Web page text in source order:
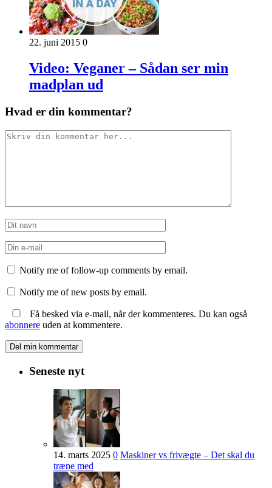
22. juni 2015 0
Video: Veganer – Sådan ser min
madplan ud
Hvad er din kommentar?
Notify me of follow-up comments by email.
Notify me of new posts by email.
Få besked via e-mail, når der kommenteres. Du kan også
abonnere uden at kommentere.
Seneste nyt
14. marts 2025 0 Maskiner vs frivægte – Det skal du
træne med